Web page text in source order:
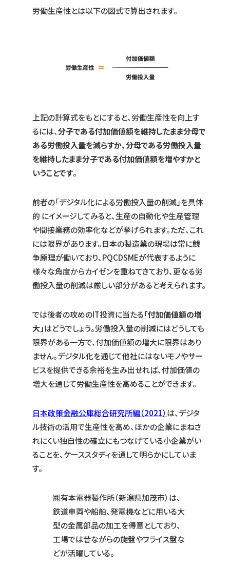
労働生産性とは以下の図式で算出されます。
上記の計算式をもとにすると、労働生産性を向上す
るには、分子である付加価値額を維持したまま分母で
ある労働投入量を減らすか、分母である労働投入量
を維持したまま分子である付加価値額を増やすかと
いうことです。
前者の「デジタル化による労働投入量の削減」を具体
的 にイメージしてみると、生産の自動化や生産管理
や間接業務の効率化などが挙げられます。ただ、これ
には限界があります。日本の製造業の現場は常に競
争原理が働いており、PQCDSMEが代表するように
様々な角度からカイゼンを重ねてきており、更なる労
働投入量の削減は厳しい部分があると考えられます。
では後者の攻めのIT投資に当たる「付加価値額の増
大」はどうでしょう。労働投入量の削減にはどうしても
限界がある一方で、付加価値額の増大に限界はあり
ません。デジタル化を通じて他社にはないモノやサー
ビスを提供できる余裕を生み出せれば、付加価値の
増大を通じて労働生産性を高めることができます。
日本政策金融公庫総合研究所編（2021） は、デジタ
ル技術の活用で生産性を高め、ほかの企業にまねさ
れにくい独自性の確立にもつなげている小企業がい
ることを、ケーススタディを通して明らかにしていま
す。
㈱有本電器製作所（新潟県加茂市）は、
鉄道車両や船舶、発電機などに用いる大
型の金属部品の加工を得意としており、
工場では昔ながらの旋盤やフライス盤な
どが活躍している。